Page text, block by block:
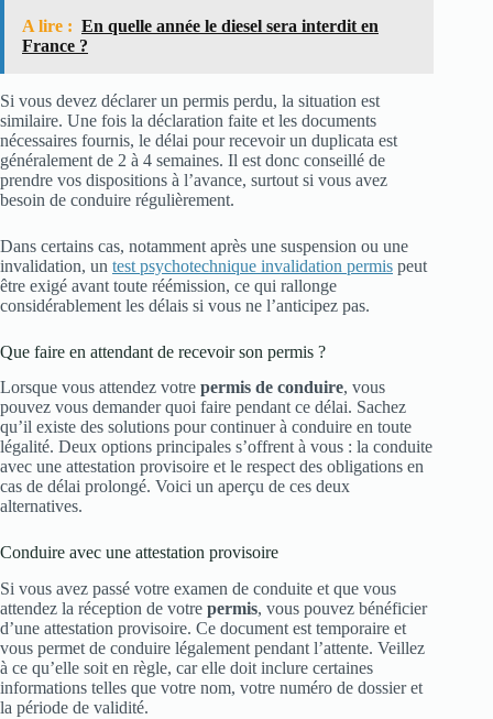
A lire : En quelle année le diesel sera interdit en
France ?
Si vous devez déclarer un permis perdu, la situation est
similaire. Une fois la déclaration faite et les documents
nécessaires fournis, le délai pour recevoir un duplicata est
généralement de 2 à 4 semaines. Il est donc conseillé de
prendre vos dispositions à l’avance, surtout si vous avez
besoin de conduire régulièrement.
Dans certains cas, notamment après une suspension ou une
invalidation, un test psychotechnique invalidation permis peut
être exigé avant toute réémission, ce qui rallonge
considérablement les délais si vous ne l’anticipez pas.
Que faire en attendant de recevoir son permis ?
Lorsque vous attendez votre permis de conduire, vous
pouvez vous demander quoi faire pendant ce délai. Sachez
qu’il existe des solutions pour continuer à conduire en toute
légalité. Deux options principales s’offrent à vous : la conduite
avec une attestation provisoire et le respect des obligations en
cas de délai prolongé. Voici un aperçu de ces deux
alternatives.
Conduire avec une attestation provisoire
Si vous avez passé votre examen de conduite et que vous
attendez la réception de votre permis, vous pouvez bénéficier
d’une attestation provisoire. Ce document est temporaire et
vous permet de conduire légalement pendant l’attente. Veillez
à ce qu’elle soit en règle, car elle doit inclure certaines
informations telles que votre nom, votre numéro de dossier et
la période de validité.